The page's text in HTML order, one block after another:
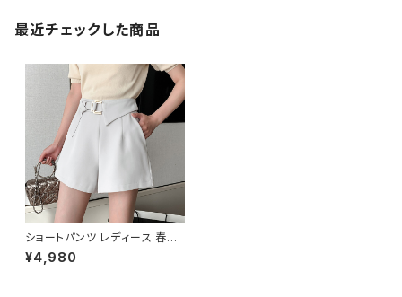
最近チェックした商品
ショートパンツ レディース 春夏
秋冬 春 夏 秋 冬 白 黒 ボトムス
ショート ワイドパンツ キュロット
¥4,980